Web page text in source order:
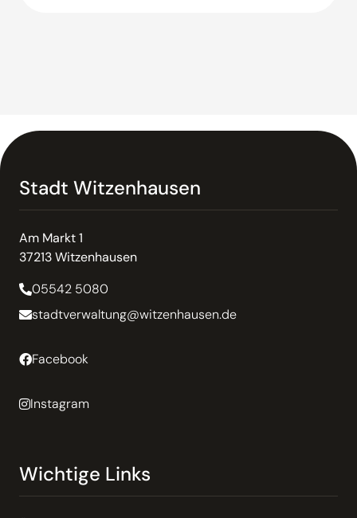
Stadt Witzenhausen
Am Markt 1
37213 Witzenhausen
05542 5080
stadtverwaltung@witzenhausen.de
Facebook
Instagram
Wichtige Links